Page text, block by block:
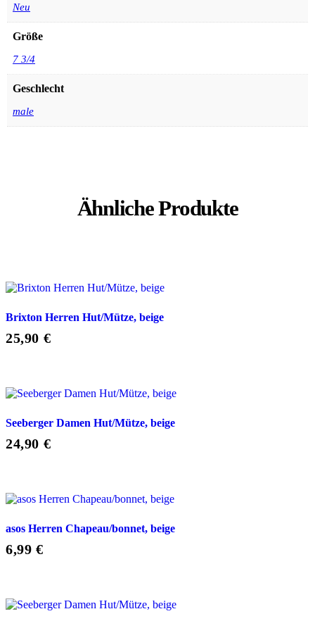
Neu
Größe
7 3/4
Geschlecht
male
Ähnliche Produkte
Brixton Herren Hut/Mütze, beige
25,90 €
Seeberger Damen Hut/Mütze, beige
24,90 €
asos Herren Chapeau/bonnet, beige
6,99 €